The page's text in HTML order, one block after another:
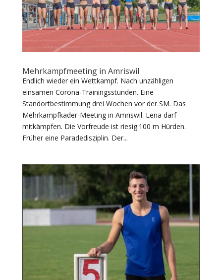
Mehrkampfmeeting in Amriswil
Endlich wieder ein Wettkampf. Nach unzähligen
einsamen Corona-Trainingsstunden. Eine
Standortbestimmung drei Wochen vor der SM. Das
Mehrkampfkader-Meeting in Amriswil. Lena darf
mitkämpfen. Die Vorfreude ist riesig.100 m Hürden.
Früher eine Paradedisziplin. Der...